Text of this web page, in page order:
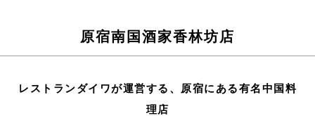
原宿南国酒家香林坊店
レストランダイワが運営する、原宿にある有名中国料
理店